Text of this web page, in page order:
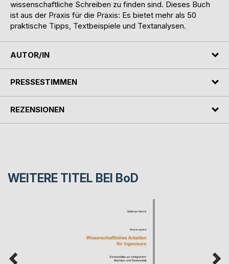
wissenschaftliche Schreiben zu finden sind. Dieses Buch
ist aus der Praxis für die Praxis: Es bietet mehr als 50
praktische Tipps, Textbeispiele und Textanalysen.
AUTOR/IN
PRESSESTIMMEN
REZENSIONEN
WEITERE TITEL BEI BoD